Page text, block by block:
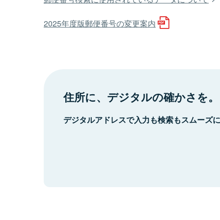
2025年度版郵便番号の変更案内
住所に、デジタルの確かさを。
デジタルアドレスで入力も検索もスムーズ